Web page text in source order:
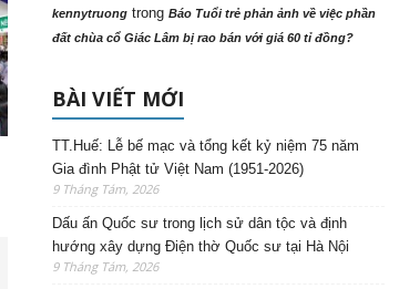
kennytruongtrong Báo Tuổi trẻ phản ảnh về việc phần
đất chùa cổ Giác Lâm bị rao bán với giá 60 tỉ đồng?
BÀI VIẾT MỚI
TT.Huế: Lễ bế mạc và tổng kết kỷ niệm 75 năm
Gia đình Phật tử Việt Nam (1951-2026)
9 Tháng Tám, 2026
Dấu ấn Quốc sư trong lịch sử dân tộc và định
hướng xây dựng Điện thờ Quốc sư tại Hà Nội
9 Tháng Tám, 2026